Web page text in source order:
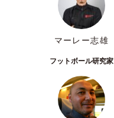
マーレー志雄
フットボール研究家